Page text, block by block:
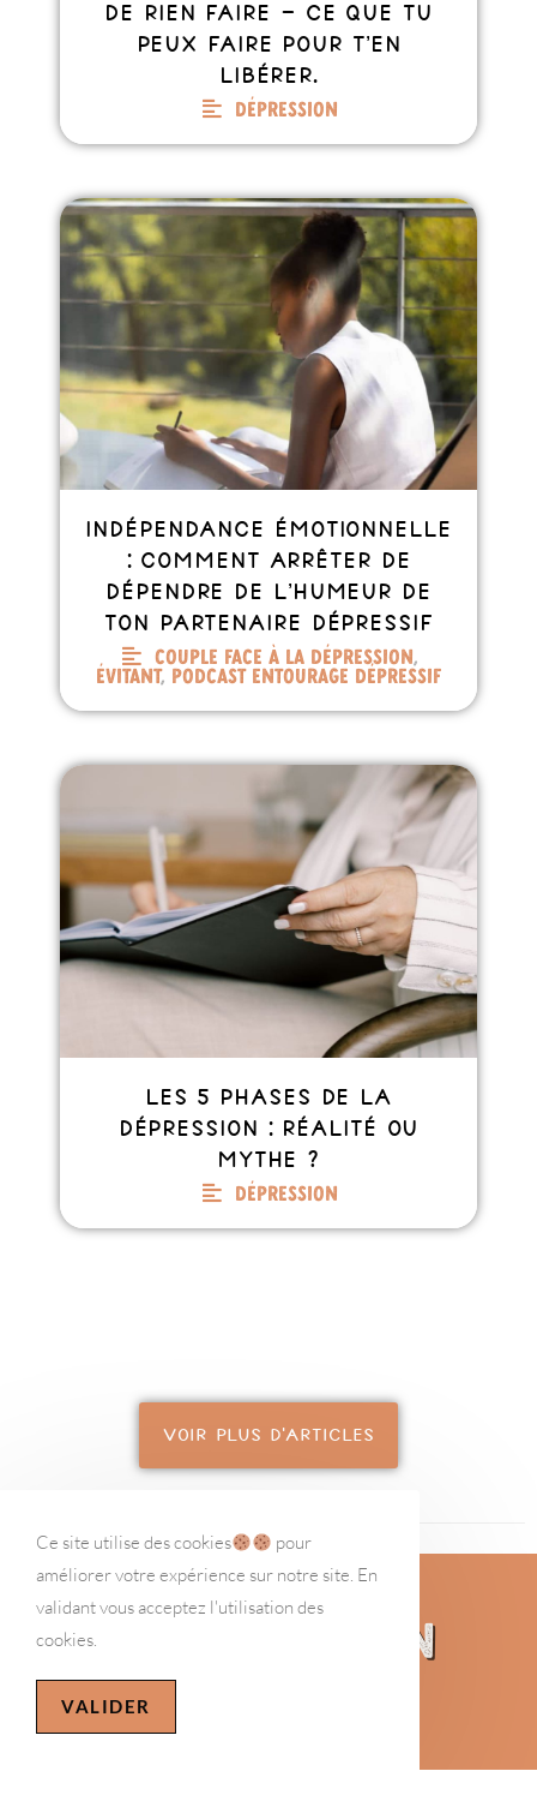
de rien faire – Ce que tu
peux faire pour t’en
libérer.
Dépression
Indépendance émotionnelle
: comment arrêter de
dépendre de l’humeur de
ton partenaire dépressif
Couple face à la dépression,
Évitant, Podcast entourage dépressif
Les 5 phases de la
dépression : réalité ou
mythe ?
Dépression
VOIR PLUS D'ARTICLES
MyDeliPression
Ce site utilise des cookies
pour
améliorer votre expérience sur notre site. En
validant vous acceptez l'utilisation des
cookies.
VALIDER